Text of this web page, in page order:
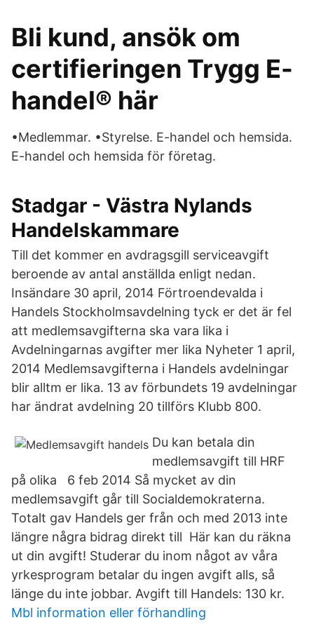
Bli kund, ansök om
certifieringen Trygg E-
handel® här
•Medlemmar. •Styrelse. E-handel och hemsida.
E-handel och hemsida för företag.
Stadgar - Västra Nylands
Handelskammare
Till det kommer en avdragsgill serviceavgift
beroende av antal anställda enligt nedan.
Insändare 30 april, 2014 Förtroendevalda i
Handels Stockholmsavdelning tyck er det är fel
att medlemsavgifterna ska vara lika i
Avdelningarnas avgifter mer lika Nyheter 1 april,
2014 Medlemsavgifterna i Handels avdelningar
blir alltm er lika. 13 av förbundets 19 avdelningar
har ändrat avdelning 20 tillförs Klubb 800.
Du kan betala din
medlemsavgift till HRF
på olika 6 feb 2014 Så mycket av din
medlemsavgift går till Socialdemokraterna.
Totalt gav Handels ger från och med 2013 inte
längre några bidrag direkt till Här kan du räkna
ut din avgift! Studerar du inom något av våra
yrkesprogram betalar du ingen avgift alls, så
länge du inte jobbar. Avgift till Handels: 130 kr.
Mbl information eller förhandling